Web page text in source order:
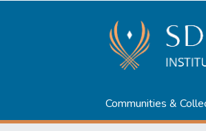
Communities &